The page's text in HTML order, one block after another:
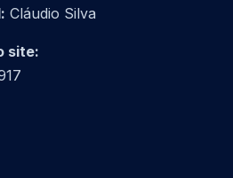
Cláudio Silva
site: